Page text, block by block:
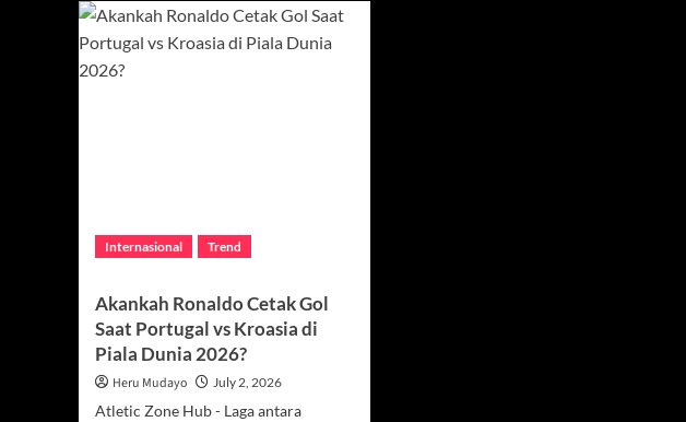
Internasional Trend
Akankah Ronaldo Cetak Gol
Saat Portugal vs Kroasia di
Piala Dunia 2026?
Heru Mudayo July 2, 2026
Atletic Zone Hub - Laga antara